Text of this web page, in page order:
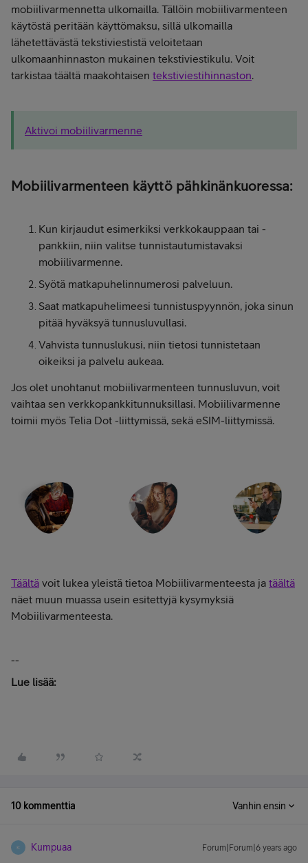
mobiilivarmennetta ulkomailla. Tällöin mobiilivarmenteen
käytöstä peritään käyttömaksu, sillä ulkomailla
lähetettävästä tekstiviestistä veloitetaan
ulkomaanhinnaston mukainen tekstiviestikulu. Voit
tarkistaa täältä maakohtaisen tekstiviestihinnaston.
Aktivoi mobiilivarmenne
Mobiilivarmenteen käyttö pähkinänkuoressa:
Kun kirjaudut esimerkiksi verkkokauppaan tai -
pankkiin, niin valitse tunnistautumistavaksi
mobiilivarmenne.
Syötä matkapuhelinnumerosi palveluun.
Saat matkapuhelimeesi tunnistuspyynnön, joka sinun
pitää hyväksyä tunnusluvullasi.
Vahvista tunnuslukusi, niin tietosi tunnistetaan
oikeiksi ja palvelu aukeaa.
Jos olet unohtanut mobiilivarmenteen tunnusluvun, voit
vaihtaa sen verkkopankkitunnuksillasi. Mobiilivarmenne
toimii myös Telia Dot -liittymissä, sekä eSIM-liittymissä.
Täältä voit lukea yleistä tietoa Mobiilivarmenteesta ja täältä
näet muun muassa usein esitettyjä kysymyksiä
Mobiilivarmenteesta.
--
Lue lisää:
10 kommenttia Vanhin ensin
K Kumpuaa Forum|Forum|6 years ago